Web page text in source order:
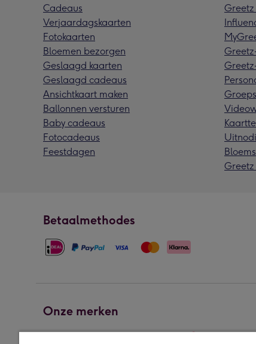
Cadeaus
Verjaardagskaarten
Fotokaarten
Bloemen bezorgen
Geslaagd kaarten
Geslaagd cadeaus
Ansichtkaart maken
Ballonnen versturen
Baby cadeaus
Fotocadeaus
Feestdagen
Greetz
Greetz
Betaalmethodes
Onze merken